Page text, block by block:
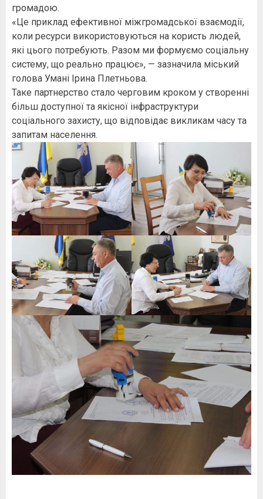
громадою.
«Це приклад ефективної міжгромадської взаємодії,
коли ресурси використовуються на користь людей,
які цього потребують. Разом ми формуємо соціальну
систему, що реально працює», — зазначила міський
голова Умані Ірина Плетньова.
Таке партнерство стало черговим кроком у створенні
більш доступної та якісної інфраструктури
соціального захисту, що відповідає викликам часу та
запитам населення.